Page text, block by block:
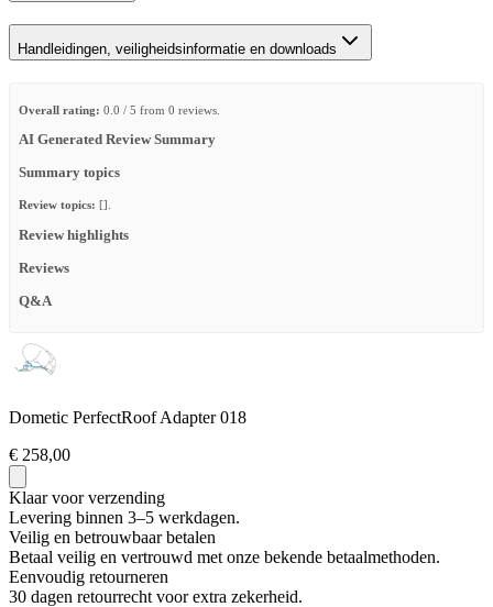
Handleidingen, veiligheidsinformatie en downloads
Overall rating: 0.0 / 5 from 0 reviews.
AI Generated Review Summary
Summary topics
Review topics: [].
Review highlights
Reviews
Q&A
Dometic PerfectRoof Adapter 018
€ 258,00
Klaar voor verzending
Levering binnen 3–5 werkdagen.
Veilig en betrouwbaar betalen
Betaal veilig en vertrouwd met onze bekende betaalmethoden.
Eenvoudig retourneren
30 dagen retourrecht voor extra zekerheid.